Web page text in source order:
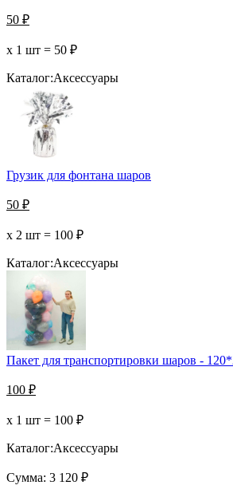
50 ₽
х 1 шт = 50 ₽
Каталог:Аксессуары
Грузик для фонтана шаров
50 ₽
х 2 шт = 100 ₽
Каталог:Аксессуары
Пакет для транспортировки шаров -
100 ₽
х 1 шт = 100 ₽
Каталог:Аксессуары
Сумма: 3 120 ₽